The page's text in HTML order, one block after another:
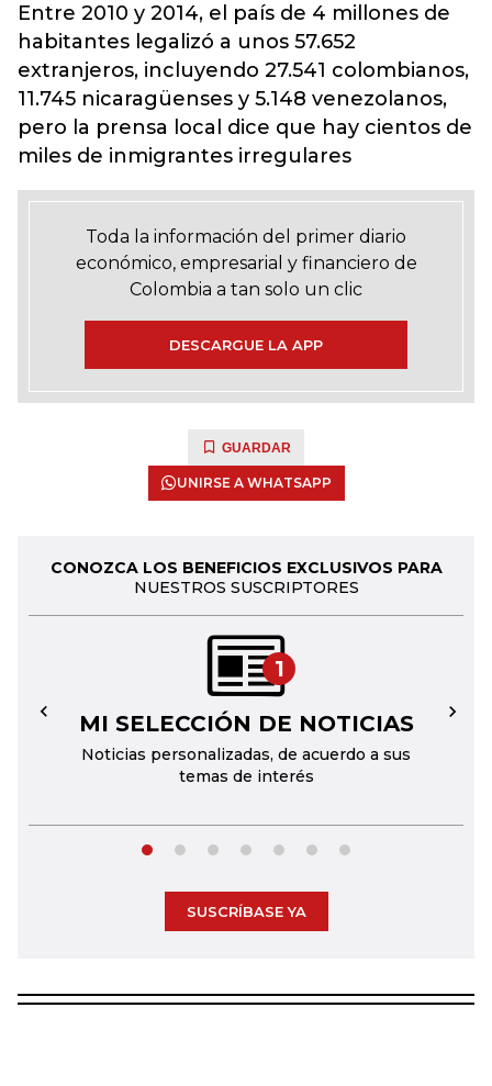
Entre 2010 y 2014, el país de 4 millones de
habitantes legalizó a unos 57.652
extranjeros, incluyendo 27.541 colombianos,
11.745 nicaragüenses y 5.148 venezolanos,
pero la prensa local dice que hay cientos de
miles de inmigrantes irregulares
Toda la información del primer diario
económico, empresarial y financiero de
Colombia a tan solo un clic
DESCARGUE LA APP
GUARDAR
UNIRSE A WHATSAPP
CONOZCA LOS BENEFICIOS EXCLUSIVOS PARA
NUESTROS SUSCRIPTORES
1
MI SELECCIÓN DE NOTICIAS
Noticias personalizadas, de acuerdo a sus
temas de interés
← →
SUSCRÍBASE YA